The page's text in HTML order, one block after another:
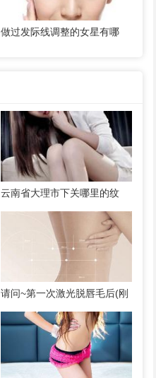
做过发际线调整的女星有哪
云南省大理市下关哪里的纹
眉，绣眉，植眉弄得一点...
请问~第一次激光脱唇毛后(刚
三天，第二第三次还没... 脱唇
毛手术案例